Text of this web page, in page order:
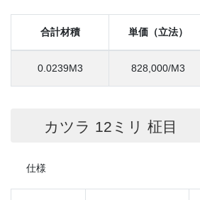
合計材積 単価（立法）
0.0239M3 828,000/M3
カツラ 12ミリ 柾目
仕様